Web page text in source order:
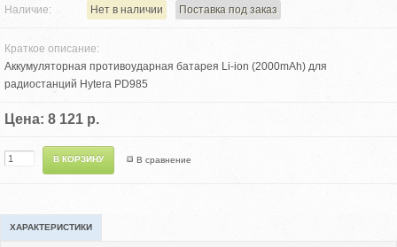
Наличие:
Нет в наличии Поставка под заказ
Краткое описание:
Аккумуляторная противоударная батарея Li-ion (2000mAh) для
радиостанций Hytera PD985
Цена: 8 121 р.
В сравнение
ХАРАКТЕРИСТИКИ